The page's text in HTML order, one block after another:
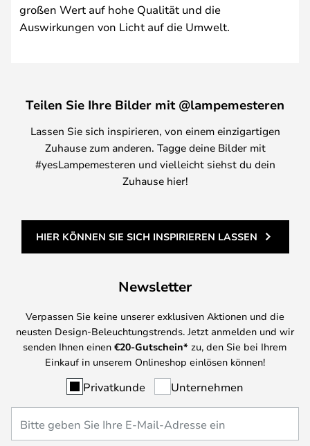
großen Wert auf hohe Qualität und die
Auswirkungen von Licht auf die Umwelt.
Teilen Sie Ihre Bilder mit @lampemesteren
Lassen Sie sich inspirieren, von einem einzigartigen
Zuhause zum anderen. Tagge deine Bilder mit
#yesLampemesteren und vielleicht siehst du dein
Zuhause hier!
HIER KÖNNEN SIE SICH INSPIRIEREN LASSEN
Newsletter
Verpassen Sie keine unserer exklusiven Aktionen und die
neusten Design-Beleuchtungstrends. Jetzt anmelden und wir
senden Ihnen einen €20-Gutschein* zu, den Sie bei Ihrem
Einkauf in unserem Onlineshop einlösen können!
Privatkunde Unternehmen